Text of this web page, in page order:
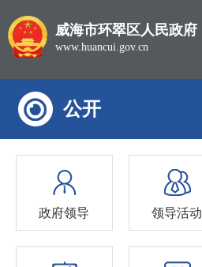
威海市环翠区人民政府
www.huancui.gov.cn
公开
政府领导 领导活动